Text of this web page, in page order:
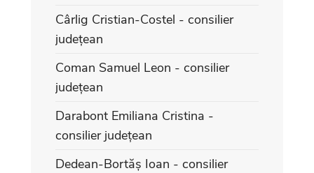
Cârlig Cristian-Costel - consilier
județean
Coman Samuel Leon - consilier
județean
Darabont Emiliana Cristina -
consilier județean
Dedean-Bortăș Ioan - consilier